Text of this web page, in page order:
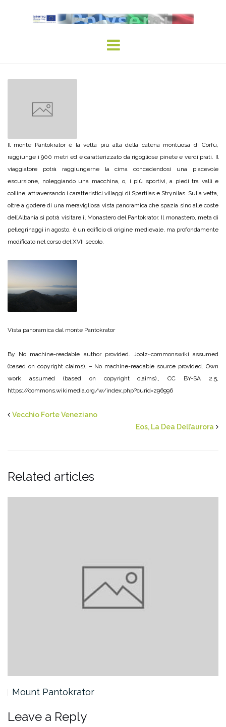
Il monte Pantokrator è la vetta più alta della catena montuosa di Corfù,
raggiunge i 900 metri ed è caratterizzato da rigogliose pinete e verdi prati. Il
viaggiatore potrà raggiungerne la cima concedendosi una piacevole
escursione, noleggiando una macchina, o, i più sportivi, a piedi tra valli e
colline, attraversando i caratteristici villaggi di Spartilas e Strynilas. Sulla vetta,
oltre a godere di una meravigliosa vista panoramica che spazia sino alle coste
dell’Albania si potrà visitare il Monastero del Pantokrator. Il monastero, meta di
pellegrinaggi in agosto, è un edificio di origine medievale, ma profondamente
modificato nel corso del XVII secolo.
Vista panoramica dal monte Pantokrator
By No machine-readable author provided. Joolz~commonswiki assumed
(based on copyright claims). – No machine-readable source provided. Own
work assumed (based on copyright claims)., CC BY-SA 2.5,
https://commons.wikimedia.org/w/index.php?curid=296996
Vecchio Forte Veneziano
Eos, La Dea Dell’aurora
Related articles
Mount Pantokrator
Leave a Reply